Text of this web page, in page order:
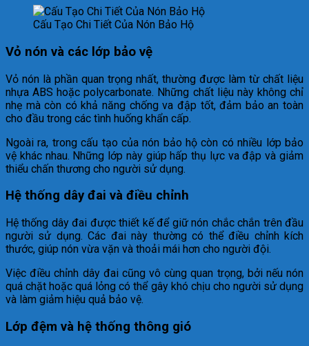
Cấu Tạo Chi Tiết Của Nón Bảo Hộ
Vỏ nón và các lớp bảo vệ
Vỏ nón là phần quan trọng nhất, thường được làm từ chất liệu
nhựa ABS hoặc polycarbonate. Những chất liệu này không chỉ
nhẹ mà còn có khả năng chống va đập tốt, đảm bảo an toàn
cho đầu trong các tình huống khẩn cấp.
Ngoài ra, trong cấu tạo của nón bảo hộ còn có nhiều lớp bảo
vệ khác nhau. Những lớp này giúp hấp thụ lực va đập và giảm
thiểu chấn thương cho người sử dụng.
Hệ thống dây đai và điều chỉnh
Hệ thống dây đai được thiết kế để giữ nón chắc chắn trên đầu
người sử dụng. Các đai này thường có thể điều chỉnh kích
thước, giúp nón vừa vặn và thoải mái hơn cho người đội.
Việc điều chỉnh dây đai cũng vô cùng quan trọng, bởi nếu nón
quá chặt hoặc quá lỏng có thể gây khó chịu cho người sử dụng
và làm giảm hiệu quả bảo vệ.
Lớp đệm và hệ thống thông gió